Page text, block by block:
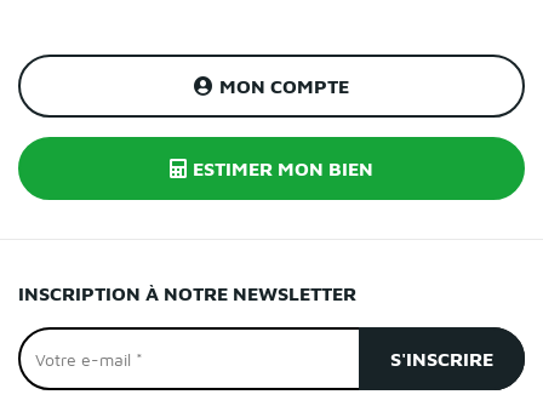
MON COMPTE
ESTIMER MON BIEN
INSCRIPTION À NOTRE NEWSLETTER